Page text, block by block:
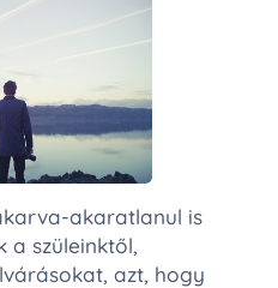
akaratlanul is
a szüleinktől,
azt, hogy